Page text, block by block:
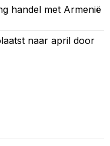
handel met Armenië
naar april door